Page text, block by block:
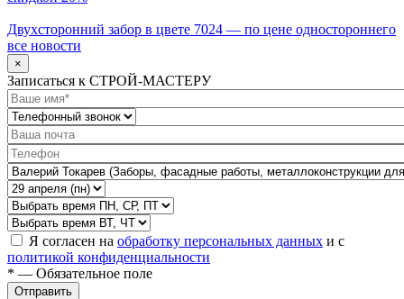
Двухсторонний забор в цвете 7024 — по цене одностороннего
все новости
×
Записаться к СТРОЙ-МАСТЕРУ
Я согласен на обработку персональных данных и с
политикой конфиденциальности
* — Обязательное поле
Отправить